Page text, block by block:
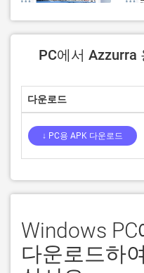
PC에서 Azzurra
다운로드
↓ PC용 APK 다운로드
Windows
다운로드하